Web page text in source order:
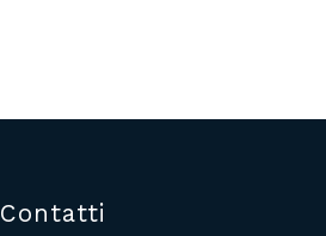
Contatti